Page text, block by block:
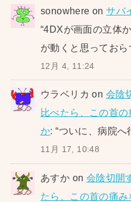
sonowhere onサバ
“4DXが画面の立体
が動くと思ってお
12月 4, 11:24
ウラベリカ on 会陰
比べたら、この首
か: “ついに、病院へ
11月 17, 10:48
あすか on 会陰切開
たら、この首の痛